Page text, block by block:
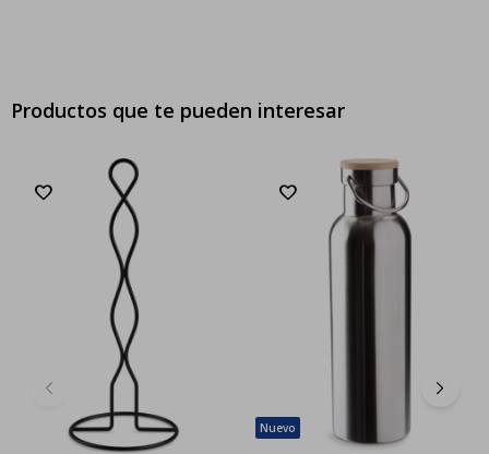
Productos que te pueden interesar